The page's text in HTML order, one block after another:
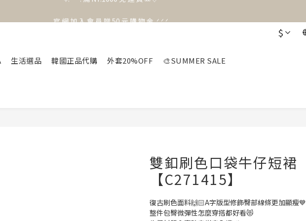
官 網 加 入 會 員 贈 50 元 購 物 金 .ᐟ.ᐟ.ᐟ
$
生活選品 韓國正品代購 外套20%OFF 🎨SUMMER SALE
雙釦刷色口袋牛仔短裙
【C271415】
復古刷色面料🙌🏻A字版型修飾臀部線條更加顯瘦💙
整件包臀微彈性怎麼穿搭都好看😻